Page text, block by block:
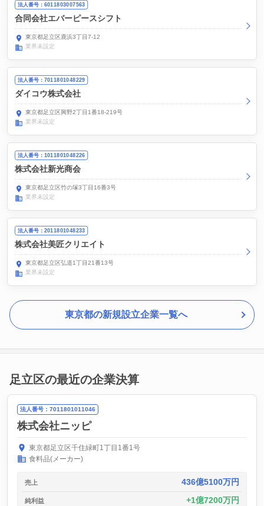
法人番号：6011803007563
合同会社エバーピースシフト
東京都足立区鹿浜3丁目7-12
業界未設定
法人番号：7011801048229
ダイコウ株式会社
東京都足立区興野2丁目1番18-219号
業界未設定
法人番号：1011801048226
株式会社新光商会
東京都足立区竹の塚3丁目16番3号
業界未設定
法人番号：2011801048233
株式会社美匠クリエイト
東京都足立区弘道1丁目21番13号
業界未設定
東京都の新規設立企業一覧へ
足立区の最近の企業決算
法人番号：7011801011046
株式会社ニッピ
東京都足立区千住緑町1丁目1番1号
食料品(メーカー)
売上 436億5100万円
純利益 1億7200万円